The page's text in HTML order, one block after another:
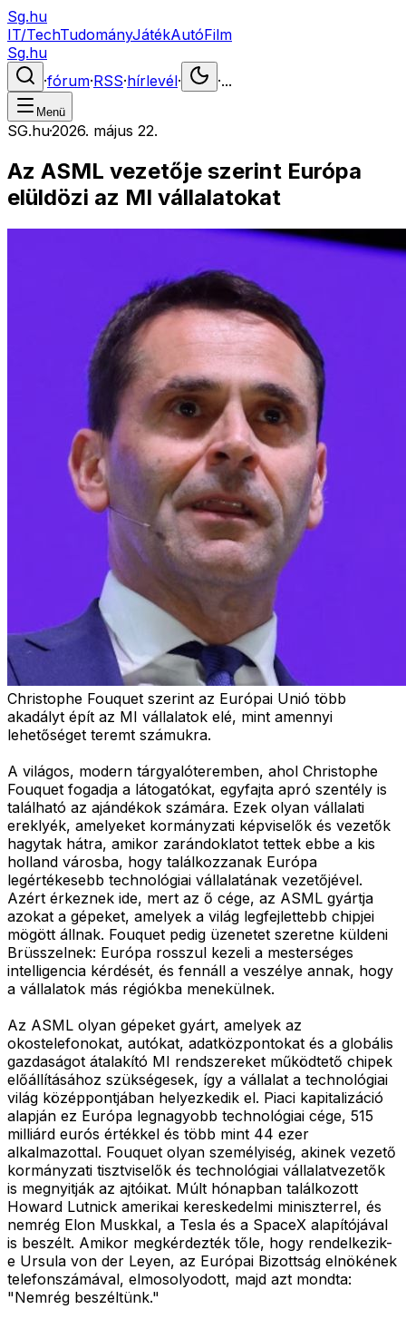
Sg.hu
IT/TechTudományJátékAutóFilm
Sg.hu
·fórum·RSS·hírlevél· ·...
Menü
SG.hu·2026. május 22.
Az ASML vezetője szerint Európa
elüldözi az MI vállalatokat
Christophe Fouquet szerint az Európai Unió több
akadályt épít az MI vállalatok elé, mint amennyi
lehetőséget teremt számukra.
A világos, modern tárgyalóteremben, ahol Christophe
Fouquet fogadja a látogatókat, egyfajta apró szentély is
található az ajándékok számára. Ezek olyan vállalati
ereklyék, amelyeket kormányzati képviselők és vezetők
hagytak hátra, amikor zarándoklatot tettek ebbe a kis
holland városba, hogy találkozzanak Európa
legértékesebb technológiai vállalatának vezetőjével.
Azért érkeznek ide, mert az ő cége, az ASML gyártja
azokat a gépeket, amelyek a világ legfejlettebb chipjei
mögött állnak. Fouquet pedig üzenetet szeretne küldeni
Brüsszelnek: Európa rosszul kezeli a mesterséges
intelligencia kérdését, és fennáll a veszélye annak, hogy
a vállalatok más régiókba menekülnek.
Az ASML olyan gépeket gyárt, amelyek az
okostelefonokat, autókat, adatközpontokat és a globális
gazdaságot átalakító MI rendszereket működtető chipek
előállításához szükségesek, így a vállalat a technológiai
világ középpontjában helyezkedik el. Piaci kapitalizáció
alapján ez Európa legnagyobb technológiai cége, 515
milliárd eurós értékkel és több mint 44 ezer
alkalmazottal. Fouquet olyan személyiség, akinek vezető
kormányzati tisztviselők és technológiai vállalatvezetők
is megnyitják az ajtóikat. Múlt hónapban találkozott
Howard Lutnick amerikai kereskedelmi miniszterrel, és
nemrég Elon Muskkal, a Tesla és a SpaceX alapítójával
is beszélt. Amikor megkérdezték tőle, hogy rendelkezik-
e Ursula von der Leyen, az Európai Bizottság elnökének
telefonszámával, elmosolyodott, majd azt mondta:
"Nemrég beszéltünk."